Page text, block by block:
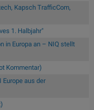
Kapsch TrafficCom,
1. Halbjahr"
in Europa an – NIQ stellt
Kommentar)
Europe aus der